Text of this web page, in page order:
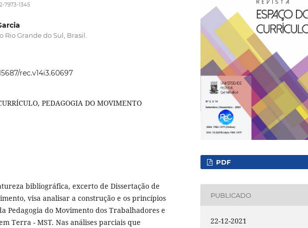
7973-1345
Rio Grande do Sul, Brasil.
rec.v14i3.60697
PEDAGOGIA DO MOVIMENTO
bibliográfica, excerto de Dissertação de
visa analisar a construção e os princípios
Pedagogia do Movimento dos Trabalhadores e
Terra - MST. Nas análises parciais que
PDF
PUBLICADO
22-12-2021